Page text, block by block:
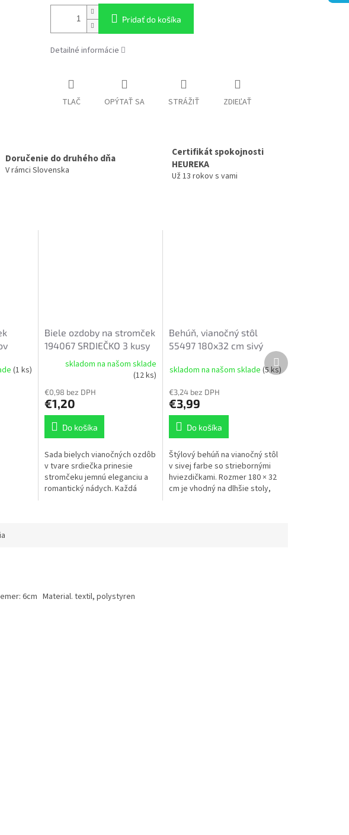
Pridať do košíka
Detailné informácie
TLAČ OPÝTAŤ SA STRÁŽIŤ ZDIEĽAŤ
Doručenie do druhého dňa
V rámci Slovenska
Certifikát spokojnosti
HEUREKA
Už 13 rokov s vami
(1 ks)
Biele ozdoby na stromček
194067 SRDIEČKO 3 kusy
skladom na našom sklade
(12 ks)
€0,98 bez DPH
€1,20
Do košíka
Sada bielych vianočných ozdôb
v tvare srdiečka prinesie
stromčeku jemnú eleganciu a
romantický nádych. Každá
Behúň, vianočný stôl
55497 180x32 cm sivý
skladom na našom sklade (5 ks)
€3,24 bez DPH
€3,99
Do košíka
Štýlový behúň na vianočný stôl
v sivej farbe so striebornými
hviezdičkami. Rozmer 180 × 32
cm je vhodný na dlhšie stoly,
Ďalší
produkt
6cm Material. textil, polystyren